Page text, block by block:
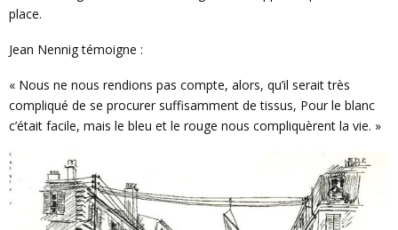
place.
Jean Nennig témoigne :
« Nous ne nous rendions pas compte, alors, qu’il serait très
compliqué de se procurer suffisamment de tissus, Pour le blanc
c’était facile, mais le bleu et le rouge nous compliquèrent la vie. »